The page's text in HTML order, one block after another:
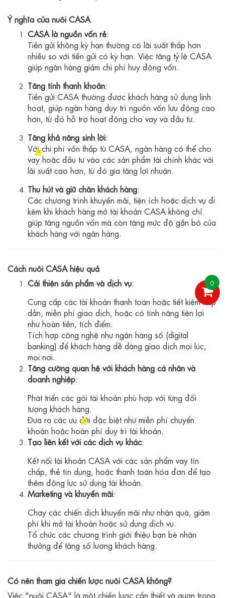
Ý nghĩa của nuôi CASA
CASA là nguồn vốn rẻ:
Tiền gửi không kỳ hạn thường có lãi suất thấp hơn
nhiều so với tiền gửi có kỳ hạn. Việc tăng tỷ lệ CASA
giúp ngân hàng giảm chi phí huy động vốn.
Tăng tính thanh khoản:
Tiền gửi CASA thường được khách hàng sử dụng linh
hoạt, giúp ngân hàng duy trì nguồn vốn lưu động cao
hơn, từ đó hỗ trợ hoạt động cho vay và đầu tư.
Tăng khả năng sinh lời:
Với chi phí vốn thấp từ CASA, ngân hàng có thể cho
vay hoặc đầu tư vào các sản phẩm tài chính khác với
lãi suất cao hơn, từ đó gia tăng lợi nhuận.
Thu hút và giữ chân khách hàng:
Các chương trình khuyến mãi, tiện ích hoặc dịch vụ đi
kèm khi khách hàng mở tài khoản CASA không chỉ
giúp tăng nguồn vốn mà còn tăng mức độ gắn bó của
khách hàng với ngân hàng.
Cách nuôi CASA hiệu quả
Cải thiện sản phẩm và dịch vụ:
Cung cấp các tài khoản thanh toán hoặc tiết kiệm hấp
dẫn, miễn phí giao dịch, hoặc có tính năng tiện lợi
như hoàn tiền, tích điểm.
Tích hợp công nghệ như ngân hàng số (digital
banking) để khách hàng dễ dàng giao dịch mọi lúc,
mọi nơi.
Tăng cường quan hệ với khách hàng cá nhân và
doanh nghiệp:
Phát triển các gói tài khoản phù hợp với từng đối
tượng khách hàng.
Đưa ra các ưu đãi đặc biệt như miễn phí chuyển
khoản hoặc hoàn phí duy trì tài khoản.
Tạo liên kết với các dịch vụ khác:
Kết nối tài khoản CASA với các sản phẩm vay tín
chấp, thẻ tín dụng, hoặc thanh toán hóa đơn để tạo
thêm động lực sử dụng tài khoản.
Marketing và khuyến mãi:
Chạy các chiến dịch khuyến mãi như nhận quà, giảm
phí khi mở tài khoản hoặc sử dụng dịch vụ.
Tổ chức các chương trình giới thiệu bạn bè nhận
thưởng để tăng số lượng khách hàng.
Có nên tham gia chiến lược nuôi CASA không?
Việc "nuôi CASA" là một chiến lược cần thiết và quan trọng
0